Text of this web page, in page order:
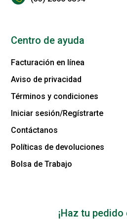
Centro de ayuda
Facturación en línea
Aviso de privacidad
Términos y condiciones
Iniciar sesión/Regístrarte
Contáctanos
Políticas de devoluciones
Bolsa de Trabajo
¡Haz tu pedido